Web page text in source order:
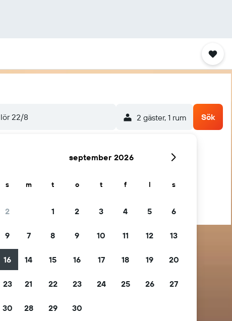
lör 22/8 2 gäster, 1 rum Sök
s
2
9
16
23
30
september 2026
m t o t f l s
1 2 3 4 5 6
7 8 9 10 11 12 13
14 15 16 17 18 19 20
21 22 23 24 25 26 27
28 29 30